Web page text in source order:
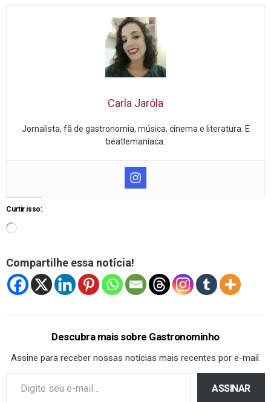
Carla Jaróla
Jornalista, fã de gastronomia, música, cinema e literatura. E
beatlemaníaca.
Curtir isso:
Compartilhe essa notícia!
Descubra mais sobre Gastronominho
Assine para receber nossas notícias mais recentes por e-mail.
ASSINAR